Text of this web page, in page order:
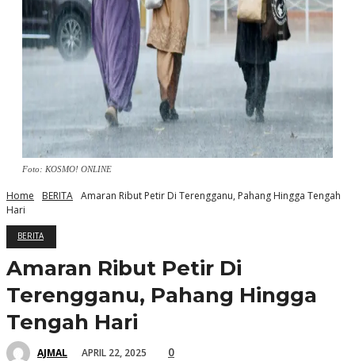
Foto: KOSMO! ONLINE
Home BERITA Amaran Ribut Petir Di Terengganu, Pahang Hingga Tengah
Hari
BERITA
Amaran Ribut Petir Di
Terengganu, Pahang Hingga
Tengah Hari
AJMAL APRIL 22, 2025 0